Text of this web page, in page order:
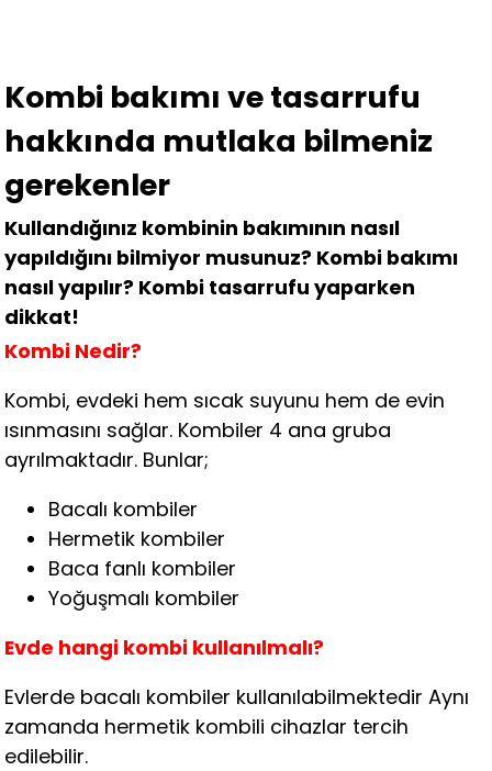
Kombi bakımı ve tasarrufu
hakkında mutlaka bilmeniz
gerekenler
Kullandığınız kombinin bakımının nasıl
yapıldığını bilmiyor musunuz? Kombi bakımı
nasıl yapılır? Kombi tasarrufu yaparken
dikkat!
Kombi Nedir?
Kombi, evdeki hem sıcak suyunu hem de evin
ısınmasını sağlar. Kombiler 4 ana gruba
ayrılmaktadır. Bunlar;
Bacalı kombiler
Hermetik kombiler
Baca fanlı kombiler
Yoğuşmalı kombiler
Evde hangi kombi kullanılmalı?
Evlerde bacalı kombiler kullanılabilmektedir Aynı
zamanda hermetik kombili cihazlar tercih
edilebilir.